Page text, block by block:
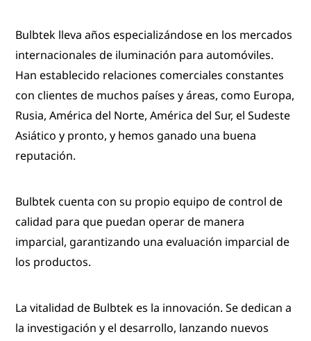
Bulbtek lleva años especializándose en los mercados
internacionales de iluminación para automóviles.
Han establecido relaciones comerciales constantes
con clientes de muchos países y áreas, como Europa,
Rusia, América del Norte, América del Sur, el Sudeste
Asiático y pronto, y hemos ganado una buena
reputación.
Bulbtek cuenta con su propio equipo de control de
calidad para que puedan operar de manera
imparcial, garantizando una evaluación imparcial de
los productos.
La vitalidad de Bulbtek es la innovación. Se dedican a
la investigación y el desarrollo, lanzando nuevos